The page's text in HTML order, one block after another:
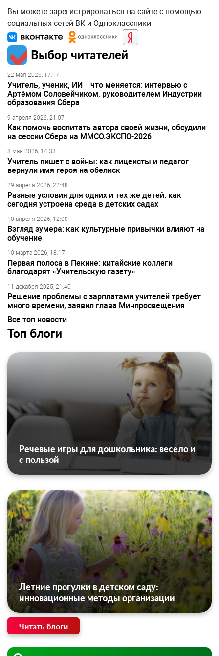
Вы можете зарегистрироваться на сайте с помощью
социальных сетей ВК и Одноклассники
Выбор читателей
22 мая 2026, 17:17
Учитель, ученик, ИИ – что меняется: интервью с
Артёмом Соловейчиком, руководителем Индустрии
образования Сбера
9 апреля 2026, 21:07
Как помочь воспитать автора своей жизни, обсудили
на сессии Сбера на ММСО.ЭКСПО-2026
8 мая 2026, 14:33
Учитель пишет с войны: как лицеисты и педагог
вернули имя героя на обелиск
29 апреля 2026, 22:48
Разные условия для одних и тех же детей: как
сегодня устроена среда в детских садах
10 апреля 2026, 12:00
Взгляд зумера: как культурные привычки влияют на
обучение
10 марта 2026, 18:17
Первая полоса в Пекине: китайские коллеги
благодарят «Учительскую газету»
11 декабря 2025, 21:40
Решение проблемы с зарплатами учителей требует
много времени, заявил глава Минпросвещения
Все топ новости
Топ блоги
Речевые игры для дошкольника: весело и
с пользой
Летние прогулки в детском саду:
инновационные методы организации
Читать блоги